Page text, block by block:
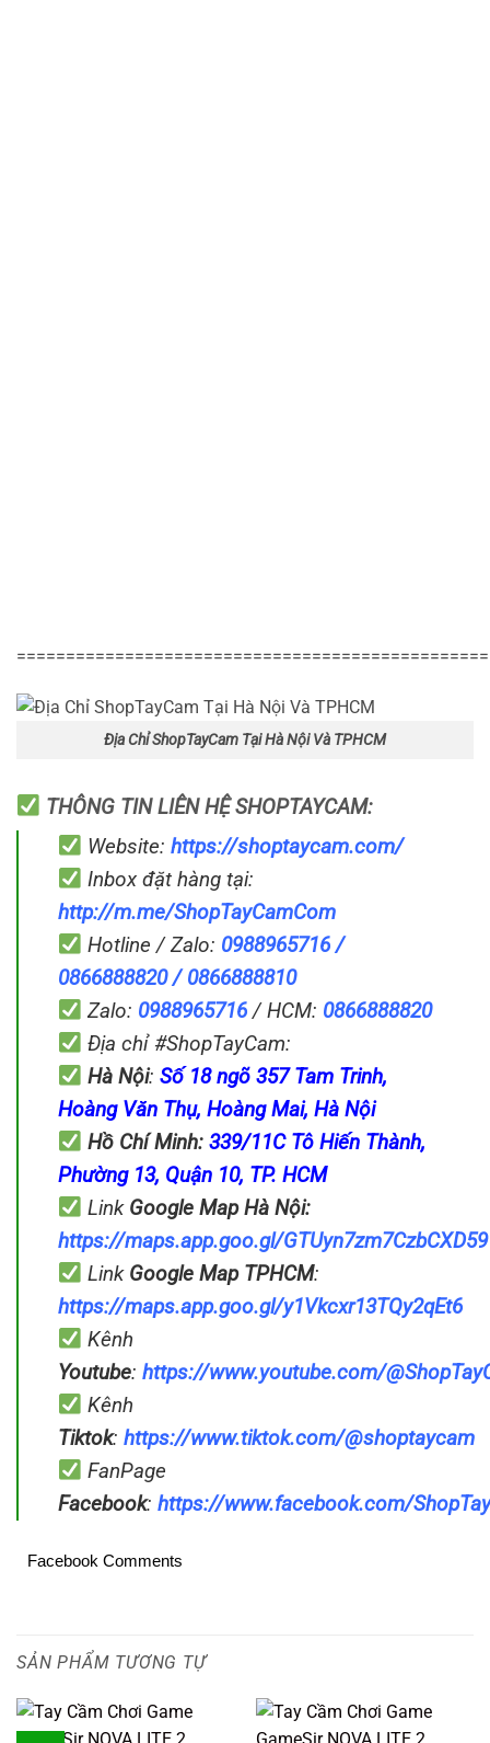
Địa Chỉ ShopTayCam Tại Hà Nội Và TPHCM
THÔNG TIN LIÊN HỆ SHOPTAYCAM:
Website: https://shoptaycam.com/
Inbox đặt hàng tại:
http://m.me/ShopTayCamCom
Hotline / Zalo: 0988965716 /
0866888820 / 0866888810
Zalo: 0988965716 / HCM: 0866888820
Địa chỉ #ShopTayCam:
Hà Nội: Số 18 ngõ 357 Tam Trinh,
Hoàng Văn Thụ, Hoàng Mai, Hà Nội
Hồ Chí Minh: 339/11C Tô Hiến Thành,
Phường 13, Quận 10, TP. HCM
Link Google Map Hà Nội:
https://maps.app.goo.gl/GTUyn7zm7CzbCXD59
Link Google Map TPHCM:
https://maps.app.goo.gl/y1Vkcxr13TQy2qEt6
Kênh
Youtube: https://www.youtube.com/
Kênh
Tiktok: https://www.tiktok.com/@shoptaycam
FanPage
Facebook: https://www.facebook.com/
Facebook Comments
SẢN PHẨM TƯƠNG TỰ